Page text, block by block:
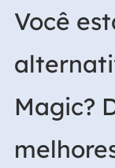
Você
Magic?